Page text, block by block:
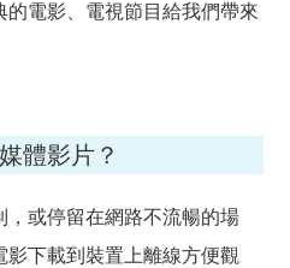
電影、電視節目給我們帶來
體影片？
，或停留在網路不流暢的場
下載到裝置上離線方便觀